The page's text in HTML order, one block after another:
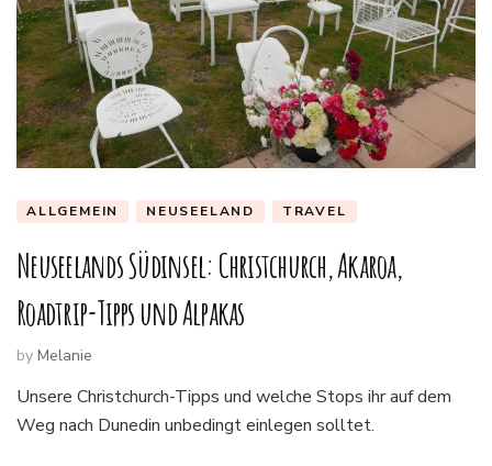
ALLGEMEIN NEUSEELAND TRAVEL
Neuseelands Südinsel: Christchurch, Akaroa,
Roadtrip-Tipps und Alpakas
by Melanie
Unsere Christchurch-Tipps und welche Stops ihr auf dem
Weg nach Dunedin unbedingt einlegen solltet.